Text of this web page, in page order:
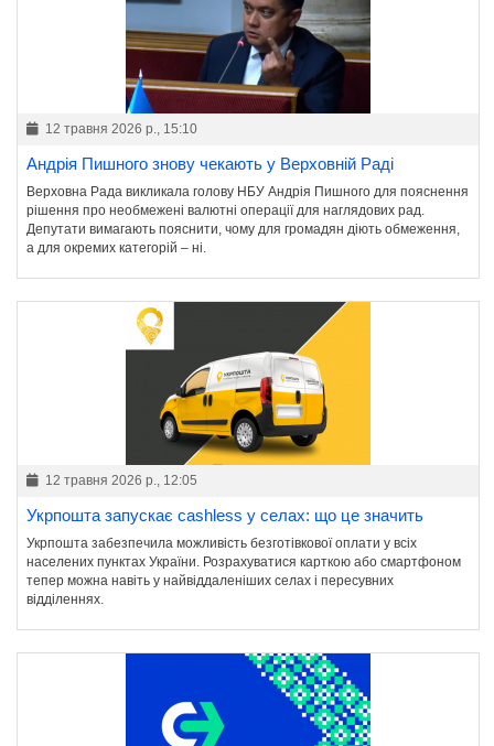
12 травня 2026 р., 15:10
Андрія Пишного знову чекають у Верховній Раді
Верховна Рада викликала голову НБУ Андрія Пишного для пояснення
рішення про необмежені валютні операції для наглядових рад.
Депутати вимагають пояснити, чому для громадян діють обмеження,
а для окремих категорій – ні.
12 травня 2026 р., 12:05
Укрпошта запускає cashless у селах: що це значить
Укрпошта забезпечила можливість безготівкової оплати у всіх
населених пунктах України. Розрахуватися карткою або смартфоном
тепер можна навіть у найвіддаленіших селах і пересувних
відділеннях.